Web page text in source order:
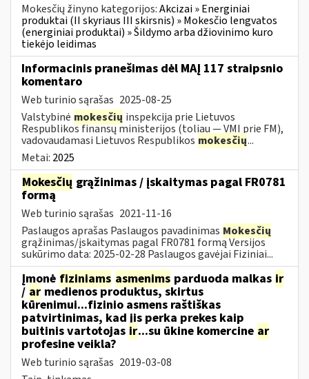
Mokesčių žinyno kategorijos:Akcizai » Energiniai
produktai (II skyriaus III skirsnis) » Mokesčio lengvatos
(energiniai produktai) » Šildymo arba džiovinimo kuro
tiekėjo leidimas
Informacinis pranešimas dėl MAĮ 117 straipsnio
komentaro
Web turinio sąrašas 2025-08-25
Valstybinė mokesčių inspekcija prie Lietuvos
Respublikos finansų ministerijos (toliau — VMI prie FM),
vadovaudamasi Lietuvos Respublikos mokesčių...
Metai: 2025
Mokesčių grąžinimas / įskaitymas pagal FR0781
formą
Web turinio sąrašas 2021-11-16
Paslaugos aprašas Paslaugos pavadinimas Mokesčių
grąžinimas/įskaitymas pagal FR0781 formą Versijos
sukūrimo data: 2025-02-28 Paslaugos gavėjai Fiziniai...
Įmonė fiziniams asmenims parduoda malkas ir
/ ar medienos produktus, skirtus
kūrenimui...fizinio asmens raštiškas
patvirtinimas, kad jis perka prekes kaip
buitinis vartotojas ir...su ūkine komercine ar
profesine veikla?
Web turinio sąrašas 2019-03-08